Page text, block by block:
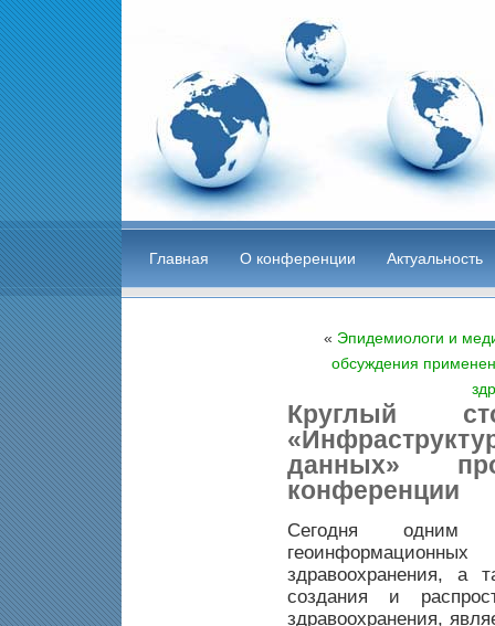
Главная О конференции Актуальность
« Эпидемиологи и
обсуждения
Круглый
данных»
конференции
Сегодня одним
здравоохранения, а
создания и
здравоохранения,